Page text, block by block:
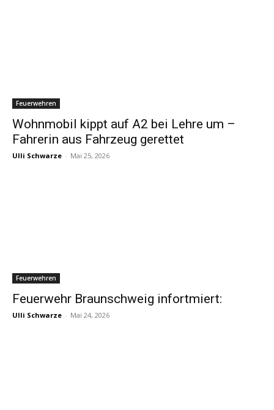
Feuerwehren
Wohnmobil kippt auf A2 bei Lehre um –
Fahrerin aus Fahrzeug gerettet
Ulli Schwarze - Mai 25, 2026
Feuerwehren
Feuerwehr Braunschweig infortmiert:
Ulli Schwarze - Mai 24, 2026